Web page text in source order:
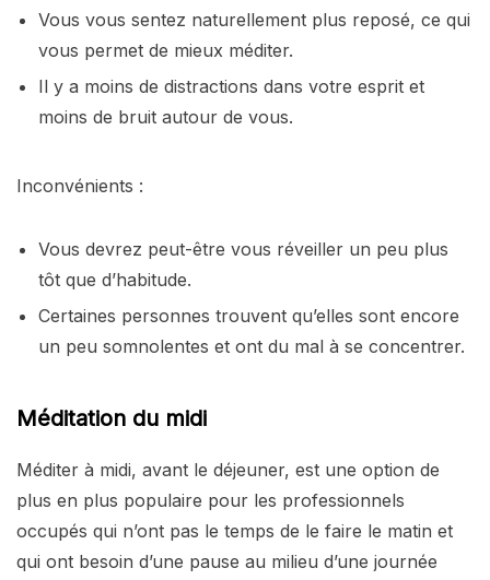
Vous vous sentez naturellement plus reposé, ce qui
vous permet de mieux méditer.
Il y a moins de distractions dans votre esprit et
moins de bruit autour de vous.
Inconvénients :
Vous devrez peut-être vous réveiller un peu plus
tôt que d’habitude.
Certaines personnes trouvent qu’elles sont encore
un peu somnolentes et ont du mal à se concentrer.
Méditation du midi
Méditer à midi, avant le déjeuner, est une option de
plus en plus populaire pour les professionnels
occupés qui n’ont pas le temps de le faire le matin et
qui ont besoin d’une pause au milieu d’une journée